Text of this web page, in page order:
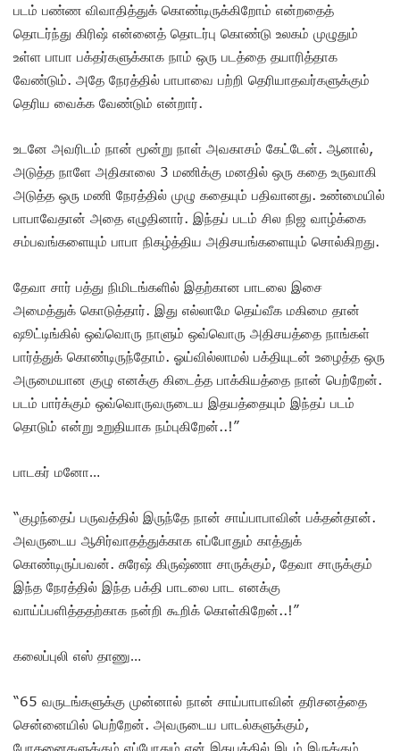
படம் பண்ண விவாதித்துக் கொண்டிருக்கிறோம் என்றதைத்
தொடர்ந்து கிரிஷ் என்னைத் தொடர்பு கொண்டு உலகம் முழுதும்
உள்ள பாபா பக்தர்களுக்காக நாம் ஒரு படத்தை தயாரித்தாக
வேண்டும். அதே நேரத்தில் பாபாவை பற்றி தெரியாதவர்களுக்கும்
தெரிய வைக்க வேண்டும் என்றார்.
உடனே அவரிடம் நான் மூன்று நாள் அவகாசம் கேட்டேன். ஆனால்,
அடுத்த நாளே அதிகாலை 3 மணிக்கு மனதில் ஒரு கதை உருவாகி
அடுத்த ஒரு மணி நேரத்தில் முழு கதையும் பதிவானது. உண்மையில்
பாபாவேதான் அதை எழுதினார். இந்தப் படம் சில நிஜ வாழ்க்கை
சம்பவங்களையும் பாபா நிகழ்த்திய அதிசயங்களையும் சொல்கிறது.
தேவா சார் பத்து நிமிடங்களில் இதற்கான பாடலை இசை
அமைத்துக் கொடுத்தார். இது எல்லாமே தெய்வீக மகிமை தான்
ஷூட்டிங்கில் ஒவ்வொரு நாளும் ஒவ்வொரு அதிசயத்தை நாங்கள்
பார்த்துக் கொண்டிருந்தோம். ஓய்வில்லாமல் பக்தியுடன் உழைத்த ஒரு
அருமையான குழு எனக்கு கிடைத்த பாக்கியத்தை நான் பெற்றேன்.
படம் பார்க்கும் ஒவ்வொருவருடைய இதயத்தையும் இந்தப் படம்
தொடும் என்று உறுதியாக நம்புகிறேன்..!”
பாடகர் மனோ…
“குழந்தைப் பருவத்தில் இருந்தே நான் சாய்பாபாவின் பக்தன்தான்.
அவருடைய ஆசிர்வாதத்துக்காக எப்போதும் காத்துக்
கொண்டிருப்பவன். சுரேஷ் கிருஷ்ணா சாருக்கும், தேவா சாருக்கும்
இந்த நேரத்தில் இந்த பக்தி பாடலை பாட எனக்கு
வாய்ப்பளித்ததற்காக நன்றி கூறிக் கொள்கிறேன்..!”
கலைப்புலி எஸ் தாணு…
“65 வருடங்களுக்கு முன்னால் நான் சாய்பாபாவின் தரிசனத்தை
சென்னையில் பெற்றேன். அவருடைய பாடல்களுக்கும்,
போதனைகளுக்கும் எப்போதும் என் இதயத்தில் இடம் இருக்கும்.